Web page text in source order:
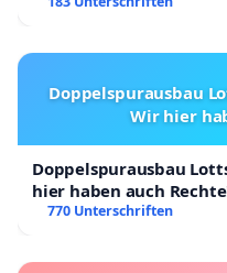
Wohngebäuden, zu
Elektrofahrzeug muss
verhindert werden.
Doppelspurausbau
Wir hier
Doppelspurausbau
hier haben auch
770 Unterschriften